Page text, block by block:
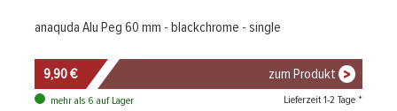
anaquda Alu Peg 60 mm - blackchrome - single
9,90 € zum Produkt
mehr als 6 auf Lager Lieferzeit 1-2 Tage *